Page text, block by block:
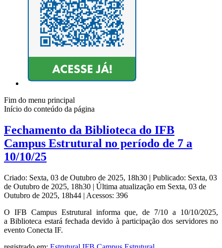
Fim do menu principal
Início do conteúdo da página
Fechamento da Biblioteca do IFB
Campus Estrutural no período de 7 a
10/10/25
Criado: Sexta, 03 de Outubro de 2025, 18h30 | Publicado: Sexta, 03
de Outubro de 2025, 18h30 | Última atualização em Sexta, 03 de
Outubro de 2025, 18h44 | Acessos: 396
O IFB Campus Estrutural informa que, de 7/10 a 10/10/2025,
a Biblioteca estará fechada devido à participação dos servidores no
evento Conecta IF.